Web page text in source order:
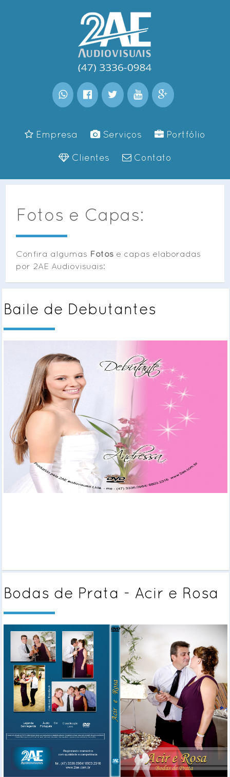
Empresa Serviços Portfólio
Clientes Contato
Fotos e Capas:
Confira algumas Fotos e capas elaboradas
por 2AE Audiovisuais:
Baile de Debutantes
Bodas de Prata - Acir e Rosa